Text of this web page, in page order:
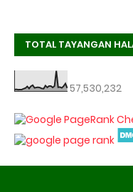
TOTAL TAYANGAN
57,530,232